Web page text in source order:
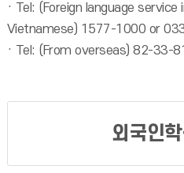
· Tel: (Foreign language service
Vietnamese) 1577-1000 or
· Tel: (From overseas) 82-33-
외국인